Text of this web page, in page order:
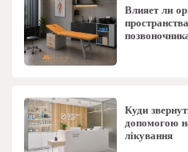
Влияет ли
Куди
допомогою
лікування